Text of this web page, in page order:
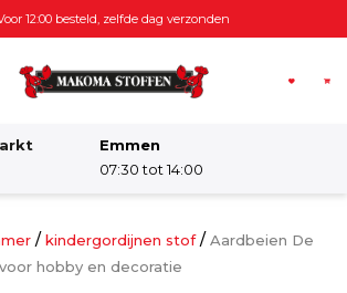
12:00 besteld, zelfde dag verzonden
Emmen
07:30 tot 14:00
Damesstoffen
/ kindergordijnen stof/ Aardbeien De
hobby en decoratie